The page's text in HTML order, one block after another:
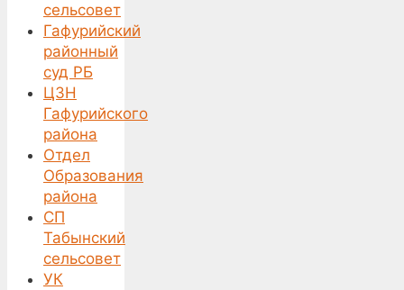
сельсовет
Гафурийский
районный
суд РБ
ЦЗН
Гафурийского
района
Отдел
Образования
района
СП
Табынский
сельсовет
УК